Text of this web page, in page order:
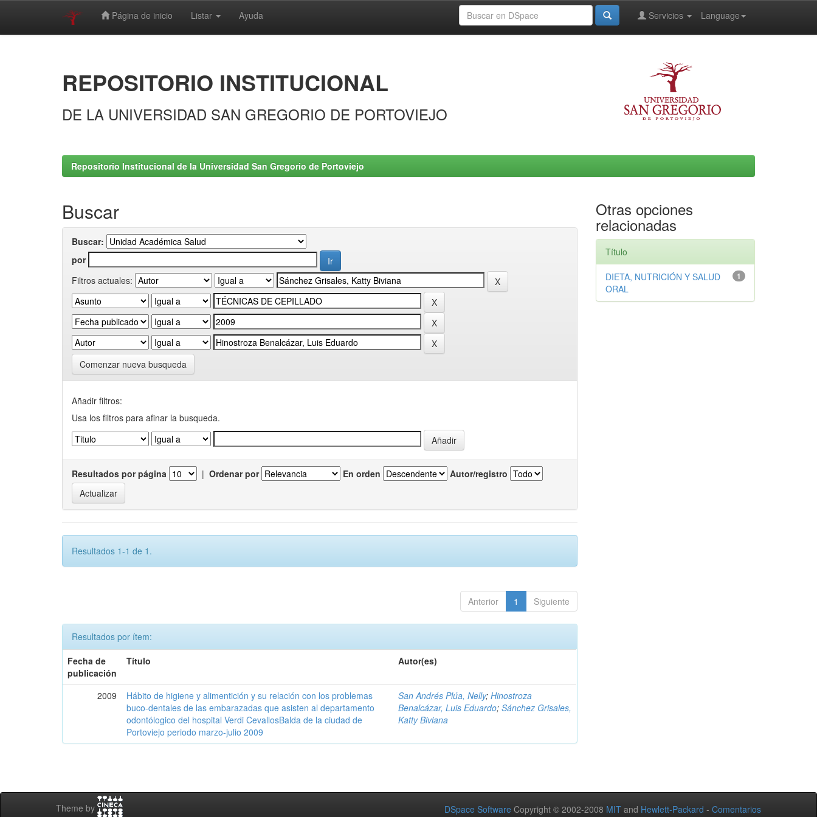
Página de inicio Listar Ayuda Language
Servicios
REPOSITORIO INSTITUCIONAL
DE LA UNIVERSIDAD SAN GREGORIO DE PORTOVIEJO
Repositorio Institucional de la Universidad San Gregorio de Portoviejo
Buscar
Buscar:
por
Filtros actuales:
Comenzar nueva busqueda
Añadir filtros:
Usa los filtros para afinar la busqueda.
Resultados por página | Ordenar por En orden Autor/registro
Resultados 1-1 de 1.
Anterior 1 Siguiente
Resultados por ítem:
Fecha de
publicación
Título Autor(es)
2009
Hábito de higiene y alimentición y su relación con los problemas
buco-dentales de las embarazadas que asisten al departamento
odontólogico del hospital Verdi CevallosBalda de la ciudad de
Portoviejo periodo marzo-julio 2009
San Andrés Plúa, Nelly;Hinostroza
Benalcázar, Luis Eduardo;Sánchez Grisales,
Katty Biviana
Otras opciones
relacionadas
Título
1
DIETA, NUTRICIÓN Y SALUD
ORAL
Theme by DSpace Software Copyright © 2002-2008 MIT and Hewlett-Packard - Comentarios